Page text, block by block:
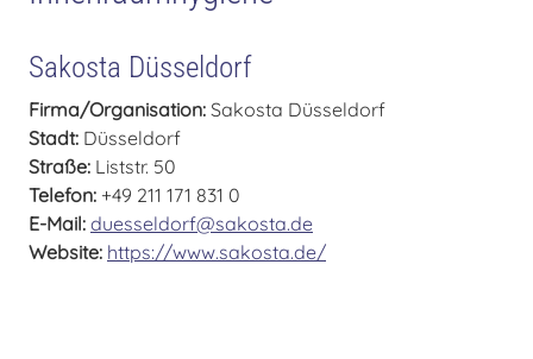
Sakosta Düsseldorf
Firma/Organisation: Sakosta Düsseldorf
Stadt: Düsseldorf
Straße: Liststr. 50
Telefon: +49 211 171 831 0
E-Mail: duesseldorf@sakosta.de
Website: https://www.sakosta.de/